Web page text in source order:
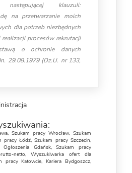
następującej klauzuli:
na przetwarzanie moich
dla potrzeb niezbędnych
realizacji procesów rekrutacji
o ochronie danych
29.08.1979 (Dz.U. nr 133,
, Szukam pracy Wrocław, Szukam
pracy Łódź,Szukam pracy Szczecin,
Ogłoszenia Gdańsk,Szukam pracy
netto,Wyszukiwarka ofert dla
pracy Katowcie,Kariera Bydgoszcz,